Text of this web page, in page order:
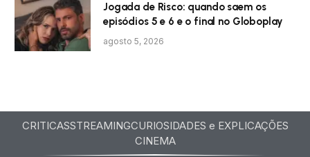
Jogada de Risco: quando saem os
episódios 5 e 6 e o final no Globoplay
agosto 5, 2026
CRITICASSTREAMINGCURIOSIDADES e EXPLICAÇÕES
CINEMA